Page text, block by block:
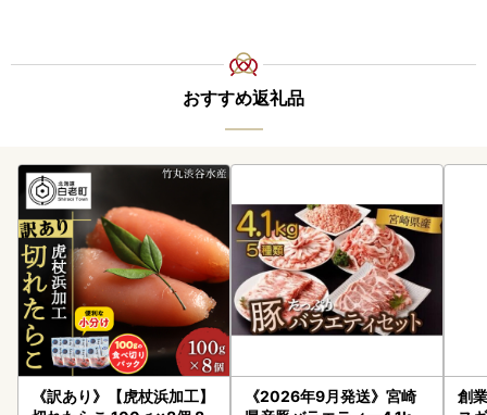
おすすめ返礼品
《訳あり》【虎杖浜加工】
《2026年9月発送》宮崎
創